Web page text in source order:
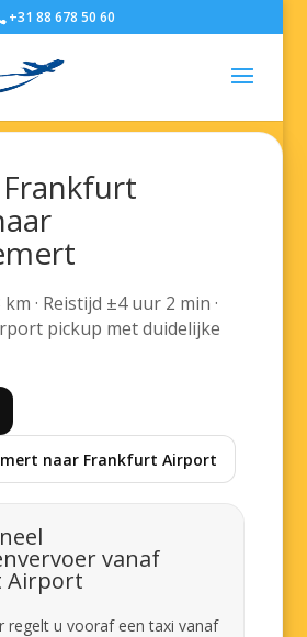
+31 88 678 50 60
· Reistijd ±4 uur 2 min ·
pickup met duidelijke
naar Frankfurt Airport
vanaf
Airport
regelt u vooraf een taxi vanaf